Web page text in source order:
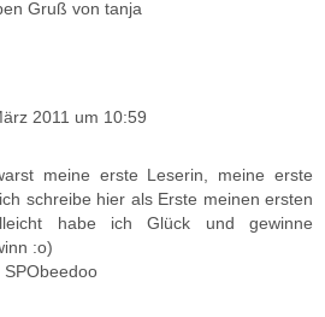
Gruß von tanja
2011 um 10:59
meine erste Leserin, meine erste
schreibe hier als Erste meinen ersten
habe ich Glück und gewinne
:o)